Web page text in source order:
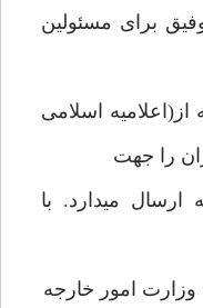
برای مسئولین
اسلامی
را جهت
ارسال میدارد. با
وزارت امور خارجه